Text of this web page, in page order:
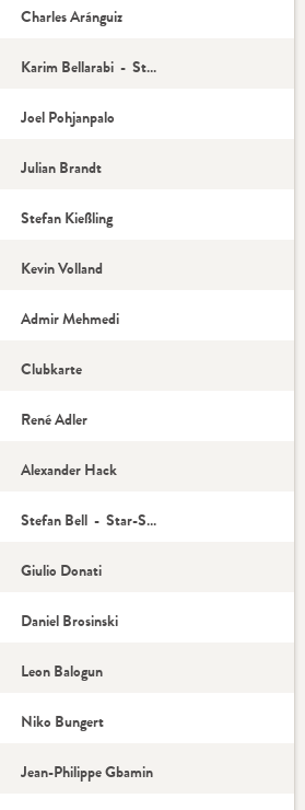
Charles Aránguiz
Karim Bellarabi - Star-Spieler
Joel Pohjanpalo
Julian Brandt
Stefan Kießling
Kevin Volland
Admir Mehmedi
Clubkarte
René Adler
Alexander Hack
Stefan Bell - Star-Spieler
Giulio Donati
Daniel Brosinski
Leon Balogun
Niko Bungert
Jean-Philippe Gbamin